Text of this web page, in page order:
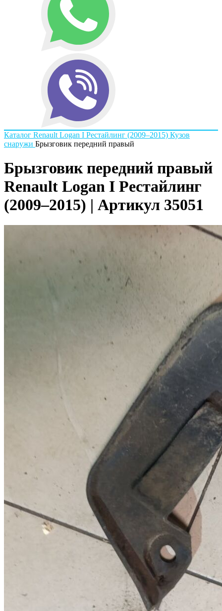
Каталог Renault Logan I Рестайлинг (2009–2015) Кузов
снаружи Брызговик передний правый
Брызговик передний правый
Renault Logan I Рестайлинг
(2009–2015) | Артикул 35051